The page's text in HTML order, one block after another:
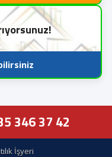
346 37 42
İşyeri